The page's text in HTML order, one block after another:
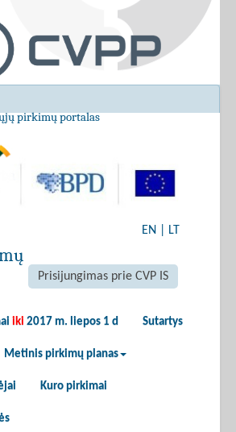
pirkimų portalas
EN LT
Prisijungimas prie CVP IS
iki 2017 m. liepos 1 d Sutartys
Metinis pirkimų planas
Kuro pirkimai